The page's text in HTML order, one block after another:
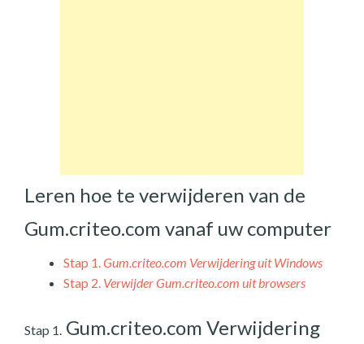
Leren hoe te verwijderen van de
Gum.criteo.com vanaf uw computer
Stap 1.Gum.criteo.com Verwijdering uit Windows
Stap 2. Verwijder Gum.criteo.com uit browsers
Stap 1. Gum.criteo.com Verwijdering